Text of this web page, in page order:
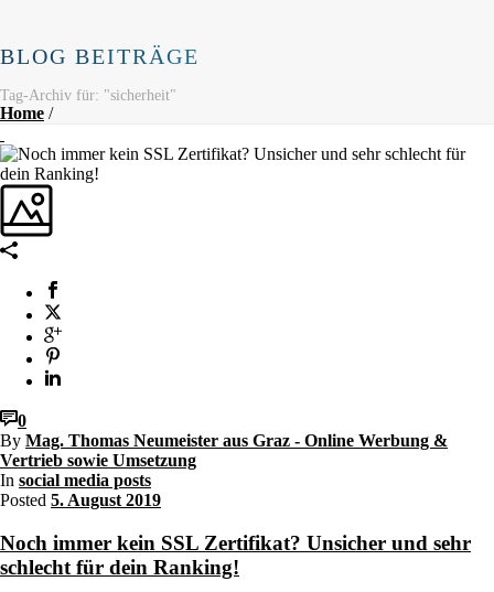
BLOG BEITRÄGE
Tag-Archiv für: "sicherheit"
Home /
0
By Mag. Thomas Neumeister aus Graz - Online Werbung &
Vertrieb sowie Umsetzung
In social media posts
Posted 5. August 2019
Noch immer kein SSL Zertifikat? Unsicher und sehr
schlecht für dein Ranking!